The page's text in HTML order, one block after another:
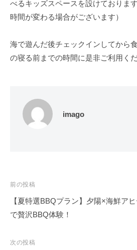
べるキッズスペースを設けておりま
時間が変わる場合がございます）
海で遊んだ後チェックインしてから
の寝る前までの時間に是非ご利用く
imago
投
稿
ナ
ゲ
前の投稿
【夏特選BBQプラン】夕陽×海鮮ア
で贅沢BBQ体験！
次の投稿